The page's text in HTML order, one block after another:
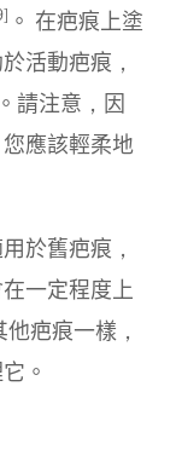
。 在疤痕上塗
活動疤痕，
。請注意，因
應該輕柔地
於舊疤痕，
一定程度上
疤痕一樣，
。